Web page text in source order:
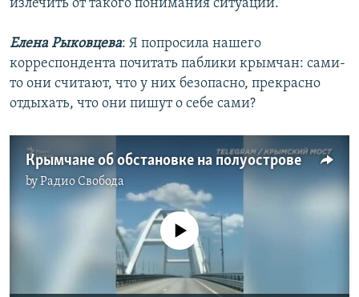
излечить от такого понимания ситуации.
Елена Рыковцева: Я попросила нашего
корреспондента почитать паблики крымчан: сами-
то они считают, что у них безопасно, прекрасно
отдыхать, что они пишут о себе сами?
Крымчане об обстановке на полуострове
byРадио Свобода
No media source currently available